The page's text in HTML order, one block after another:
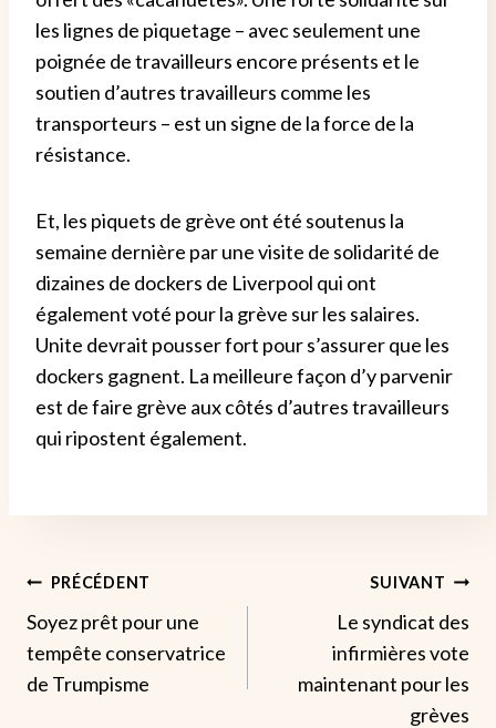
les lignes de piquetage – avec seulement une
poignée de travailleurs encore présents et le
soutien d’autres travailleurs comme les
transporteurs – est un signe de la force de la
résistance.
Et, les piquets de grève ont été soutenus la
semaine dernière par une visite de solidarité de
dizaines de dockers de Liverpool qui ont
également voté pour la grève sur les salaires.
Unite devrait pousser fort pour s’assurer que les
dockers gagnent. La meilleure façon d’y parvenir
est de faire grève aux côtés d’autres travailleurs
qui ripostent également.
Navigation
De
L’article
PRÉCÉDENT
Soyez prêt pour une
tempête conservatrice
de Trumpisme
SUIVANT
Le syndicat des
infirmières vote
maintenant pour les
grèves